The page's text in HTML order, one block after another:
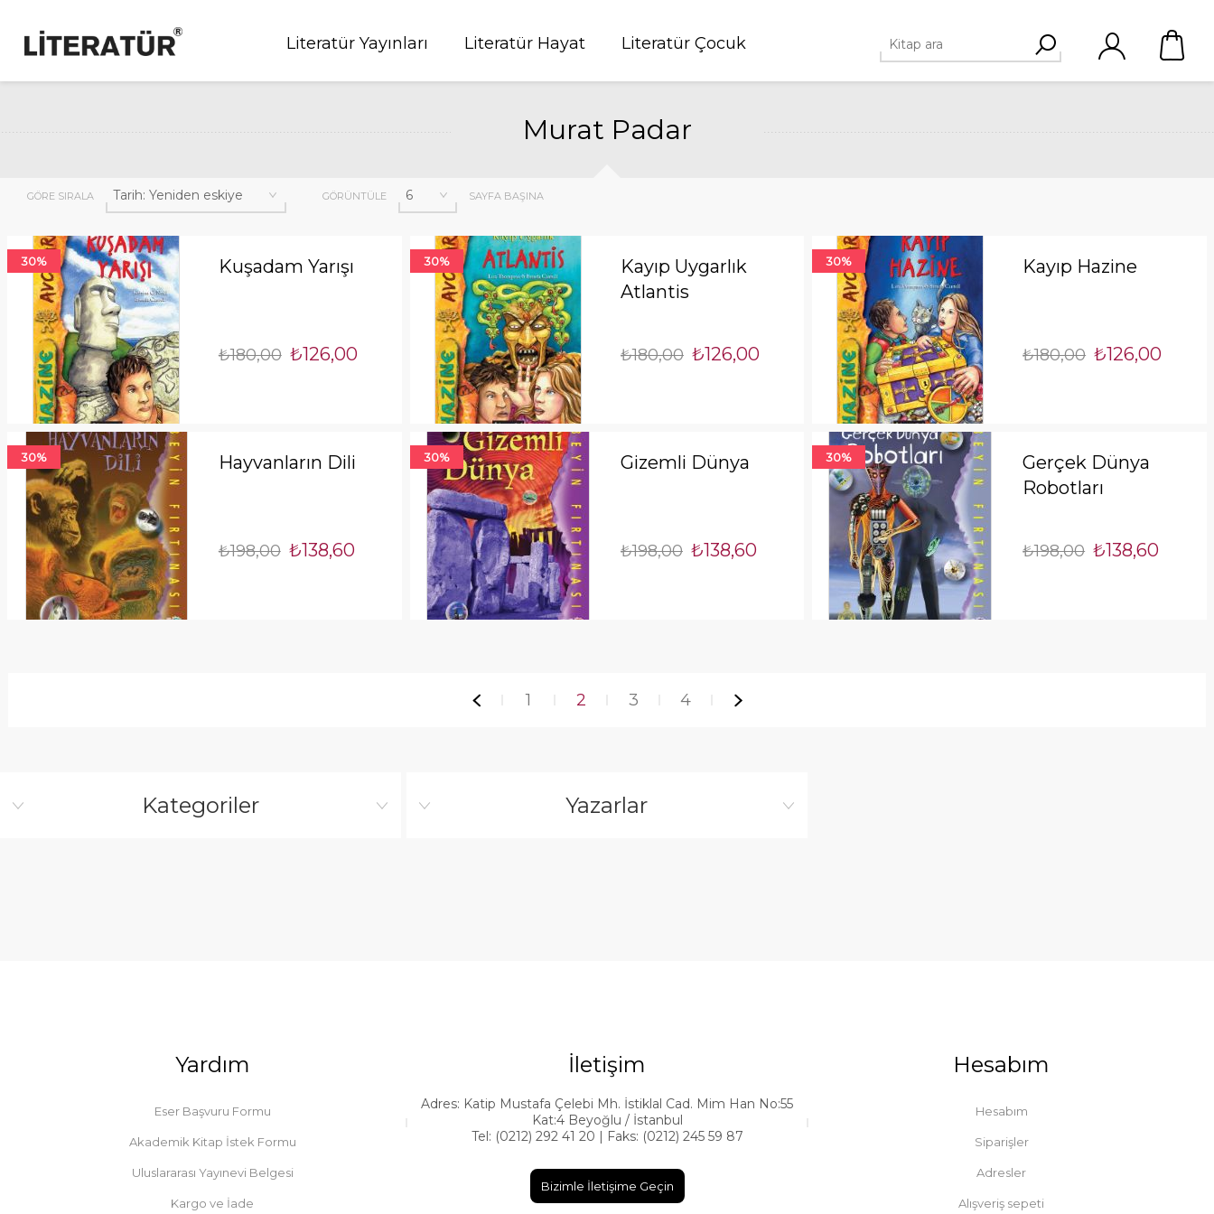
Literatür Yayınları Literatür Hayat Literatür Çocuk
Murat Padar
GÖRE SIRALA GÖRÜNTÜLE SAYFA BAŞINA
30% Kuşadam Yarışı
₺180,00 ₺126,00
30%
Kayıp Uygarlık
Atlantis
₺180,00 ₺126,00
30% Kayıp Hazine
₺180,00 ₺126,00
30% Hayvanların Dili
₺198,00 ₺138,60
30% Gizemli Dünya
₺198,00 ₺138,60
30%
Gerçek Dünya
Robotları
₺198,00 ₺138,60
1 2 3 4
Kategoriler Yazarlar
Yardım
Eser Başvuru Formu
Akademik Kitap İstek Formu
Uluslararası Yayınevi Belgesi
Kargo ve İade
İletişim
Adres: Katip Mustafa Çelebi Mh. İstiklal Cad. Mim Han No:55
Kat:4 Beyoğlu / İstanbul
Tel: (0212) 292 41 20 | Faks: (0212) 245 59 87
Bizimle İletişime Geçin
Hesabım
Hesabım
Siparişler
Adresler
Alışveriş sepeti